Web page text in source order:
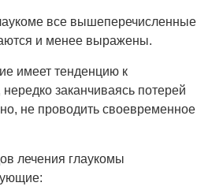
все вышеперечисленные
и менее выражены.
имеет тенденцию к
заканчиваясь потерей
не проводить своевременное
лечения глаукомы